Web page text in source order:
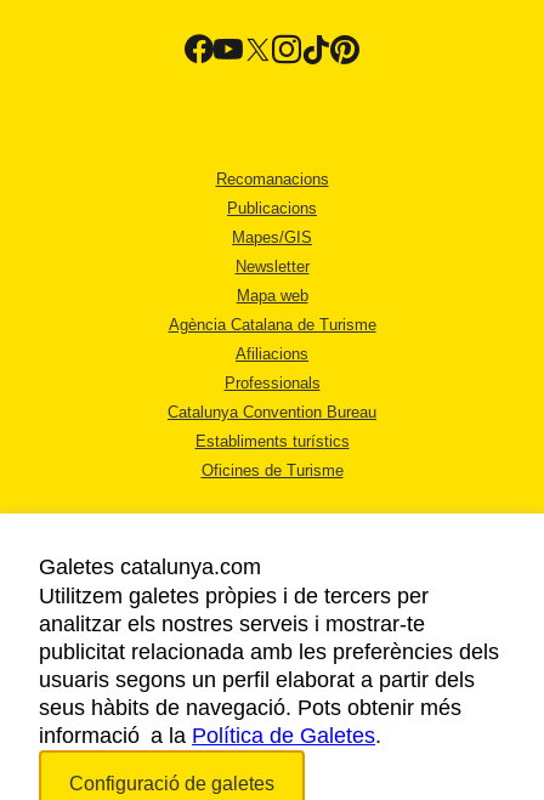
Recomanacions
Publicacions
Mapes/GIS
Newsletter
Mapa web
Agència Catalana de Turisme
Afiliacions
Professionals
Catalunya Convention Bureau
Establiments turístics
Oficines de Turisme
AVÍS LEGAL
POLÍTICA DE PRIVACITAT
COOKIES
ACCESSIBILITAT
Galetes catalunya.com
Utilitzem galetes pròpies i de tercers per
analitzar els nostres serveis i mostrar-te
publicitat relacionada amb les preferències dels
usuaris segons un perfil elaborat a partir dels
seus hàbits de navegació. Pots obtenir més
informació a la Política de Galetes.
Configuració de galetes